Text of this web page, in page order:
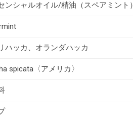
ンシャルオイル/精油（スペアミント）
ハッカ、オランダハッカ
spicata〈アメリカ〉